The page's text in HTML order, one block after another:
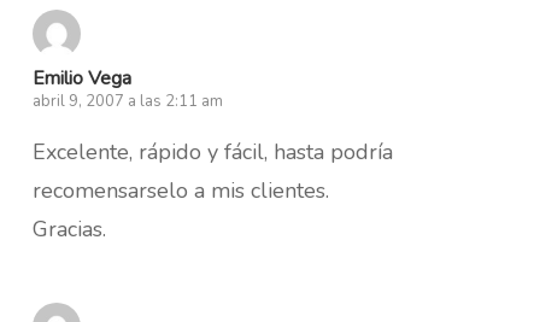
Emilio Vega
abril 9, 2007 a las 2:11 am
Excelente, rápido y fácil, hasta podría
recomensarselo a mis clientes.
Gracias.